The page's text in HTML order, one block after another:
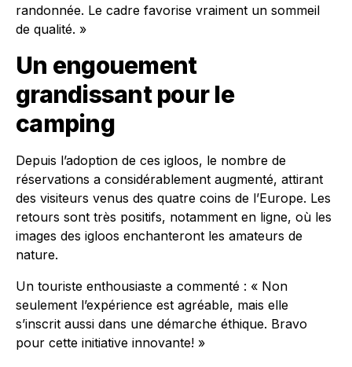
randonnée. Le cadre favorise vraiment un sommeil
de qualité. »
Un engouement
grandissant pour le
camping
Depuis l’adoption de ces igloos, le nombre de
réservations a considérablement augmenté, attirant
des visiteurs venus des quatre coins de l’Europe. Les
retours sont très positifs, notamment en ligne, où les
images des igloos enchanteront les amateurs de
nature.
Un touriste enthousiaste a commenté : « Non
seulement l’expérience est agréable, mais elle
s’inscrit aussi dans une démarche éthique. Bravo
pour cette initiative innovante! »